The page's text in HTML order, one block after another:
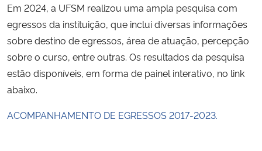
Em 2024, a UFSM realizou uma ampla pesquisa com
egressos da instituição, que inclui diversas informações
sobre destino de egressos, área de atuação, percepção
sobre o curso, entre outras. Os resultados da pesquisa
estão disponíveis, em forma de painel interativo, no link
abaixo.
ACOMPANHAMENTO DE EGRESSOS 2017-2023.